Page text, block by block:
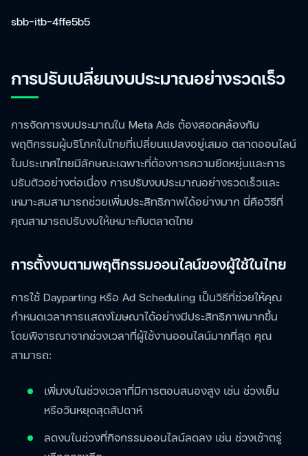
sbb-itb-4ffe5b5
การปรับเปลี่ยนงบประมาณอย่างรวดเร็ว
การจัดการงบประมาณใน Meta Ads ต้องสอดคล้องกับ
พฤติกรรมผู้บริโภคในไทยที่เปลี่ยนแปลงอยู่เสมอ ตลาดออนไลน์
ในประเทศไทยมีลักษณะเฉพาะที่ต้องการความยืดหยุ่นและการ
ปรับตัวอย่างต่อเนื่อง การปรับงบประมาณอย่างรวดเร็วและ
เหมาะสมสามารถช่วยเพิ่มประสิทธิภาพได้อย่างมาก นี่คือวิธีที่
คุณสามารถปรับงบให้เหมาะกับตลาดไทย
การตั้งงบตามพฤติกรรมออนไลน์ของผู้ใช้ในไทย
การใช้ Dayparting หรือ Ad Scheduling เป็นวิธีที่ช่วยให้คุณ
กำหนดเวลาการแสดงโฆษณาได้อย่างมีประสิทธิภาพมากขึ้น
โดยพิจารณาจากช่วงเวลาที่ผู้ใช้งานออนไลน์มากที่สุด คุณ
สามารถ:
เพิ่มงบในช่วงเวลาที่มีการตอบสนองสูง เช่น ช่วงเย็น
หรือวันหยุดสุดสัปดาห์
ลดงบในช่วงที่กิจกรรมออนไลน์ลดลง เช่น ช่วงเช้าตรู่